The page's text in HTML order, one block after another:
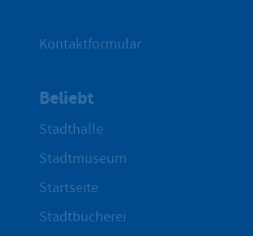
Kontaktformular
Beliebt
Stadthalle
Stadtmuseum
Startseite
Stadtbücherei